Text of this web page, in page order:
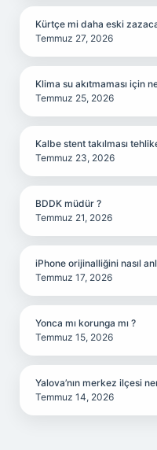
Kürtçe mi daha eski
Temmuz 27, 2026
Klima su akıtmaması için
Temmuz 25, 2026
Kalbe stent takılması
Temmuz 23, 2026
BDDK müdür ?
Temmuz 21, 2026
iPhone orijinalliğini nasıl
Temmuz 17, 2026
Yonca mı korunga mı ?
Temmuz 15, 2026
Yalova’nın merkez ilçesi
Temmuz 14, 2026